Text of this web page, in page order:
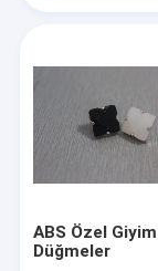
ABS Özel Giyim
Düğmeler